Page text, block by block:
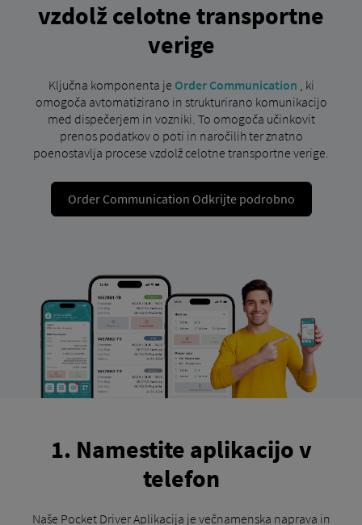
vzdolž celotne transportne
verige
Ključna komponenta je Order Communication , ki
omogoča avtomatizirano in strukturirano komunikacijo
med dispečerjem in vozniki. To omogoča učinkovit
prenos podatkov o poti in naročilih ter znatno
poenostavlja procese vzdolž celotne transportne verige.
Order Communication Odkrijte podrobno
1. Namestite aplikacijo v
telefon
Naše Pocket Driver Aplikacija je večnamenska naprava in